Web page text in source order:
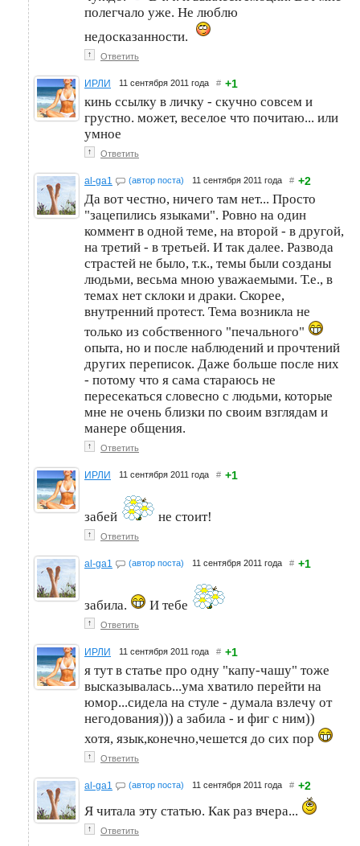
полегчало уже. Не люблю
недосказанности.
↑ Ответить
ИРЛИ 11 сентября 2011 года # +1
кинь ссылку в личку - скучно совсем и
грустно. может, веселое что почитаю... или
умное
↑ Ответить
al-ga1 (автор поста) 11 сентября 2011 года # +2
Да вот честно, ничего там нет... Просто
"зацепились языками". Ровно на один
коммент в одной теме, на второй - в другой,
на третий - в третьей. И так далее. Развода
страстей не было, т.к., темы были созданы
людьми, весьма мною уважаемыми. Т.е., в
темах нет склоки и драки. Скорее,
внутренний протест. Тема возникла не
только из собственного "печального"
опыта, но и после наблюдений и прочтений
других переписок. Даже больше после них
- потому что я сама стараюсь не
пересекаться словесно с людьми, которые
мне не очень близки по своим взглядам и
манере общения.
↑ Ответить
ИРЛИ 11 сентября 2011 года # +1
забей не стоит!
↑ Ответить
al-ga1 (автор поста) 11 сентября 2011 года # +1
забила. И тебе
↑ Ответить
ИРЛИ 11 сентября 2011 года # +1
я тут в статье про одну "капу-чашу" тоже
высказывалась...ума хватило перейти на
юмор...сидела на стуле - думала взлечу от
негодования))) а забила - и фиг с ним))
хотя, язык,конечно,чешется до сих пор
↑ Ответить
al-ga1 (автор поста) 11 сентября 2011 года # +2
Я читала эту статью. Как раз вчера...
↑ Ответить